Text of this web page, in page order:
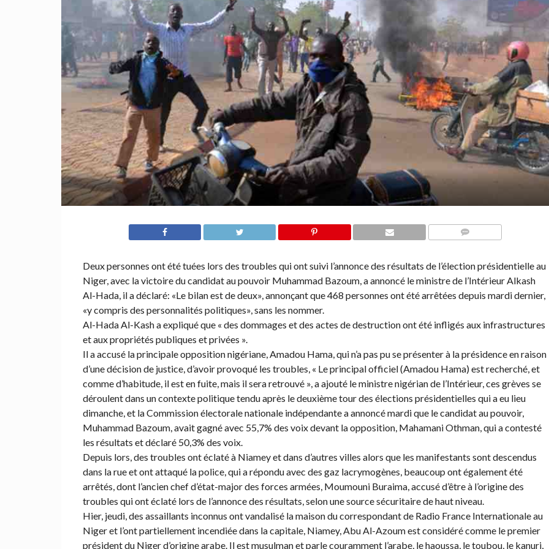
Deux personnes ont été tuées lors des troubles qui ont suivi l’annonce des résultats de l’élection présidentielle au
Niger, avec la victoire du candidat au pouvoir Muhammad Bazoum, a annoncé le ministre de l’Intérieur Alkash
Al-Hada, il a déclaré: «Le bilan est de deux», annonçant que 468 personnes ont été arrêtées depuis mardi dernier,
«y compris des personnalités politiques», sans les nommer.
Al-Hada Al-Kash a expliqué que « des dommages et des actes de destruction ont été infligés aux infrastructures
et aux propriétés publiques et privées ».
Il a accusé la principale opposition nigériane, Amadou Hama, qui n’a pas pu se présenter à la présidence en raison
d’une décision de justice, d’avoir provoqué les troubles, « Le principal officiel (Amadou Hama) est recherché, et
comme d’habitude, il est en fuite, mais il sera retrouvé », a ajouté le ministre nigérian de l’Intérieur, ces grèves se
déroulent dans un contexte politique tendu après le deuxième tour des élections présidentielles qui a eu lieu
dimanche, et la Commission électorale nationale indépendante a annoncé mardi que le candidat au pouvoir,
Muhammad Bazoum, avait gagné avec 55,7% des voix devant la opposition, Mahamani Othman, qui a contesté
les résultats et déclaré 50,3% des voix.
Depuis lors, des troubles ont éclaté à Niamey et dans d’autres villes alors que les manifestants sont descendus
dans la rue et ont attaqué la police, qui a répondu avec des gaz lacrymogènes, beaucoup ont également été
arrêtés, dont l’ancien chef d’état-major des forces armées, Moumouni Buraima, accusé d’être à l’origine des
troubles qui ont éclaté lors de l’annonce des résultats, selon une source sécuritaire de haut niveau.
Hier, jeudi, des assaillants inconnus ont vandalisé la maison du correspondant de Radio France Internationale au
Niger et l’ont partiellement incendiée dans la capitale, Niamey, Abu Al-Azoum est considéré comme le premier
président du Niger d’origine arabe. Il est musulman et parle couramment l’arabe, le haoussa, le toubou, le kanuri,